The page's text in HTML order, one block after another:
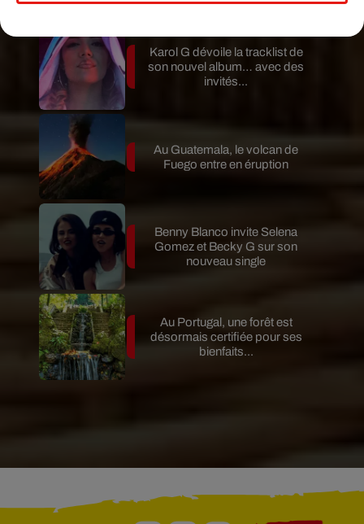
Karol G dévoile la tracklist de
son nouvel album… avec des
invités...
Au Guatemala, le volcan de
Fuego entre en éruption
Benny Blanco invite Selena
Gomez et Becky G sur son
nouveau single
Au Portugal, une forêt est
désormais certifiée pour ses
bienfaits...